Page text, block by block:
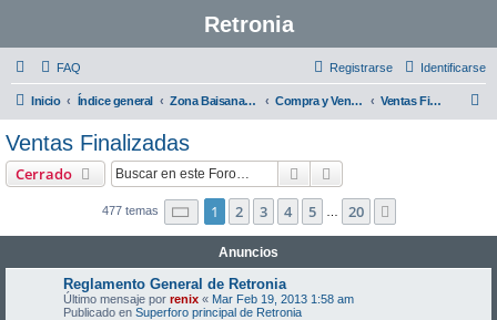
Retronia
FAQ Identificarse
Registrarse
Inicio Índice general Zona Baisana :D - Requiere Registro para acceso total. Compra y Vende en Retronia Ventas Finalizadas
Ventas Finalizadas
Cerrado Buscar
477 temas Página de 20
1 2 3 4 5 20
Anuncios
Reglamento General de Retronia
Último mensaje por renix « Mar Feb 19, 2013 1:58 am
Publicado en Superforo principal de Retronia